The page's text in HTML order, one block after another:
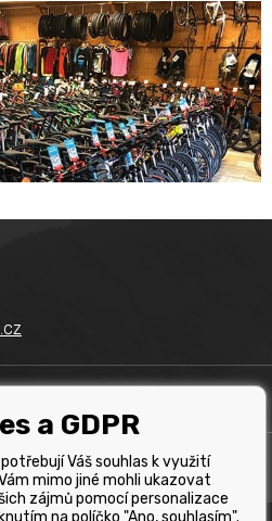
a GDPR
Váš souhlas k využití
mimo jiné mohli ukazovat
zájmů pomocí personalizace
na políčko "Ano, souhlasím".